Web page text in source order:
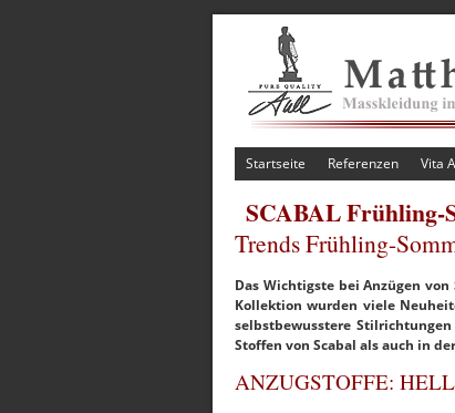
Startseite Referenzen Vita
SCABAL Frühling-
Trends Frühling-
Das Wichtigste bei Anzügen
Kollektion wurden viele
selbstbewusstere
Stoffen von Scabal als auch in
ANZUGSTOFFE: